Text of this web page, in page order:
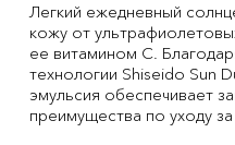
Легкий ежедневный
кожу от
ее витамином С.
технологии Shiseido Sun
эмульсия обеспечивает
преимущества по уходу